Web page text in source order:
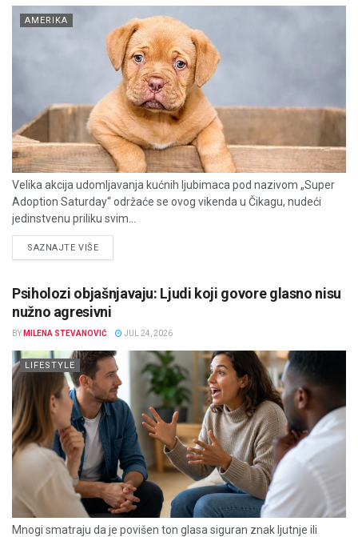
AMERIKA
Velika akcija udomljavanja kućnih ljubimaca pod nazivom „Super
Adoption Saturday“ održaće se ovog vikenda u Čikagu, nudeći
jedinstvenu priliku svim...
SAZNAJTE VIŠEDETAILS
Psiholozi objašnjavaju: Ljudi koji govore glasno nisu
nužno agresivni
BY MILENA STEVANOVIĆ JUL 24, 2026
LIFESTYLE
Mnogi smatraju da je povišen ton glasa siguran znak ljutnje ili